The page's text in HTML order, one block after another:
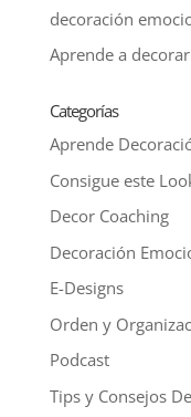
decoración
Aprende a
Categorías
Aprende
Consigue este
Decor Coaching
Decoración
E-Designs
Orden y
Podcast
Tips y Consejos